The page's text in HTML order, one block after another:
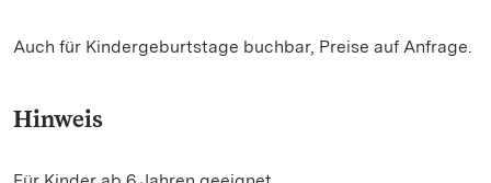
Auch für Kindergeburtstage buchbar, Preise auf Anfrage.
Hinweis